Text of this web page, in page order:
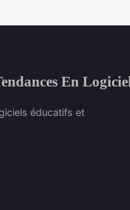
En
éducatifs et